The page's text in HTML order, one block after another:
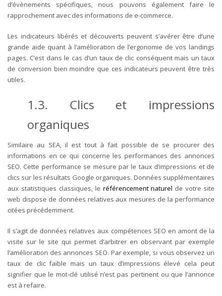
d’évènements spécifiques, nous pouvons également faire le
rapprochement avec des informations de e-commerce.
Les indicateurs libérés et découverts peuvent s’avérer être d’une
grande aide quant à l’amélioration de l’ergonomie de vos landings
pages. C’est dans le cas d’un taux de clic conséquent mais un taux
de conversion bien moindre que ces indicateurs peuvent être très
utiles.
1.3. Clics et impressions
organiques
Similaire au SEA, il est tout à fait possible de se procurer des
informations en ce qui concerne les performances des annonces
SEO. Cette performance se mesure par le taux d’impressions et de
clics sur les résultats Google organiques. Données supplémentaires
aux statistiques classiques, le référencement naturel de votre site
web dispose de données relatives aux mesures de la performance
citées précédemment.
Il s’agit de données relatives aux compétences SEO en amont de la
visite sur le site qui permet d’arbitrer en observant par exemple
l’amélioration des annonces SEO. Par exemple, si vous observez un
taux de clic faible mais un taux d’impressions élevé cela peut
signifier que le mot-clé utilisé n’est pas pertinent ou que l’annonce
est à refaire.